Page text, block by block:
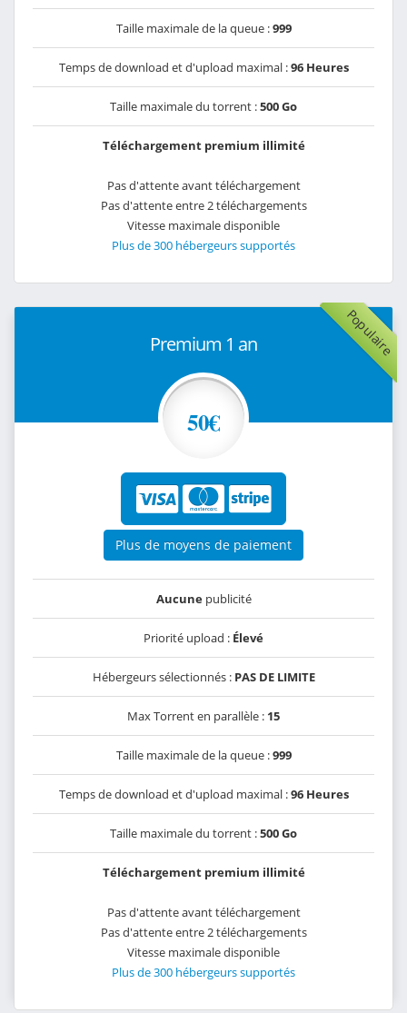
Taille maximale de la queue :999
Temps de download et d'upload maximal :96 Heures
Taille maximale du torrent :500 Go
Téléchargement premium illimité
Pas d'attente avant téléchargement
Pas d'attente entre 2 téléchargements
Vitesse maximale disponible
Plus de 300 hébergeurs supportés
Populaire
Premium 1 an
50€
Plus de moyens de paiement
Aucunepublicité
Priorité upload : Élevé
Hébergeurs sélectionnés : PAS DE LIMITE
Max Torrent en parallèle : 15
Taille maximale de la queue :999
Temps de download et d'upload maximal :96 Heures
Taille maximale du torrent :500 Go
Téléchargement premium illimité
Pas d'attente avant téléchargement
Pas d'attente entre 2 téléchargements
Vitesse maximale disponible
Plus de 300 hébergeurs supportés